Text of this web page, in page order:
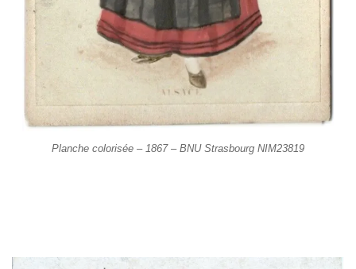
Planche colorisée – 1867 – BNU Strasbourg NIM23819